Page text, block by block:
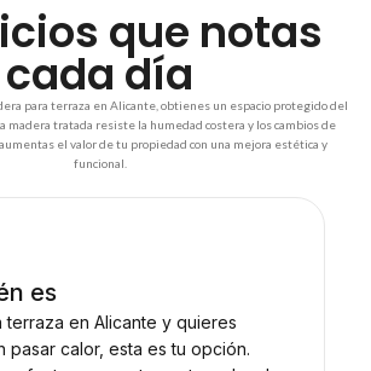
que notas
cada día
para terraza en Alicante, obtienes un espacio protegido del
madera tratada resiste la humedad costera y los cambios de
el valor de tu propiedad con una mejora estética y
funcional.
es
terraza en Alicante y quieres
pasar calor, esta es tu opción.